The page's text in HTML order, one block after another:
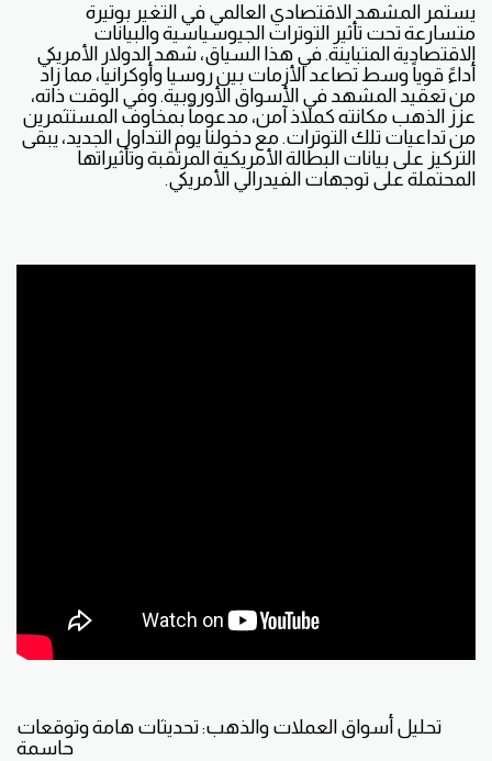
يستمر المشهد الاقتصادي العالمي في التغير بوتيرة
متسارعة تحت تأثير التوترات الجيوسياسية والبيانات
الاقتصادية المتباينة. في هذا السياق، شهد الدولار الأمريكي
أداءً قوياً وسط تصاعد الأزمات بين روسيا وأوكرانيا، مما زاد
من تعقيد المشهد في الأسواق الأوروبية. وفي الوقت ذاته،
عزز الذهب مكانته كملاذ آمن، مدعوماً بمخاوف المستثمرين
من تداعيات تلك التوترات. مع دخولنا يوم التداول الجديد، يبقى
التركيز على بيانات البطالة الأمريكية المرتقبة وتأثيراتها
المحتملة على توجهات الفيدرالي الأمريكي.
تحليل أسواق العملات والذهب: تحديثات هامة وتوقعات
حاسمة